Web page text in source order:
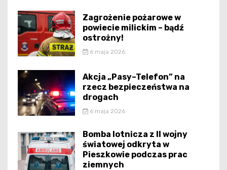
Zagrożenie pożarowe w
powiecie milickim – bądź
ostrożny!
6 maja 2026
Akcja „Pasy–Telefon” na
rzecz bezpieczeństwa na
drogach
6 maja 2026
Bomba lotnicza z II wojny
światowej odkryta w
Pieszkowie podczas prac
ziemnych